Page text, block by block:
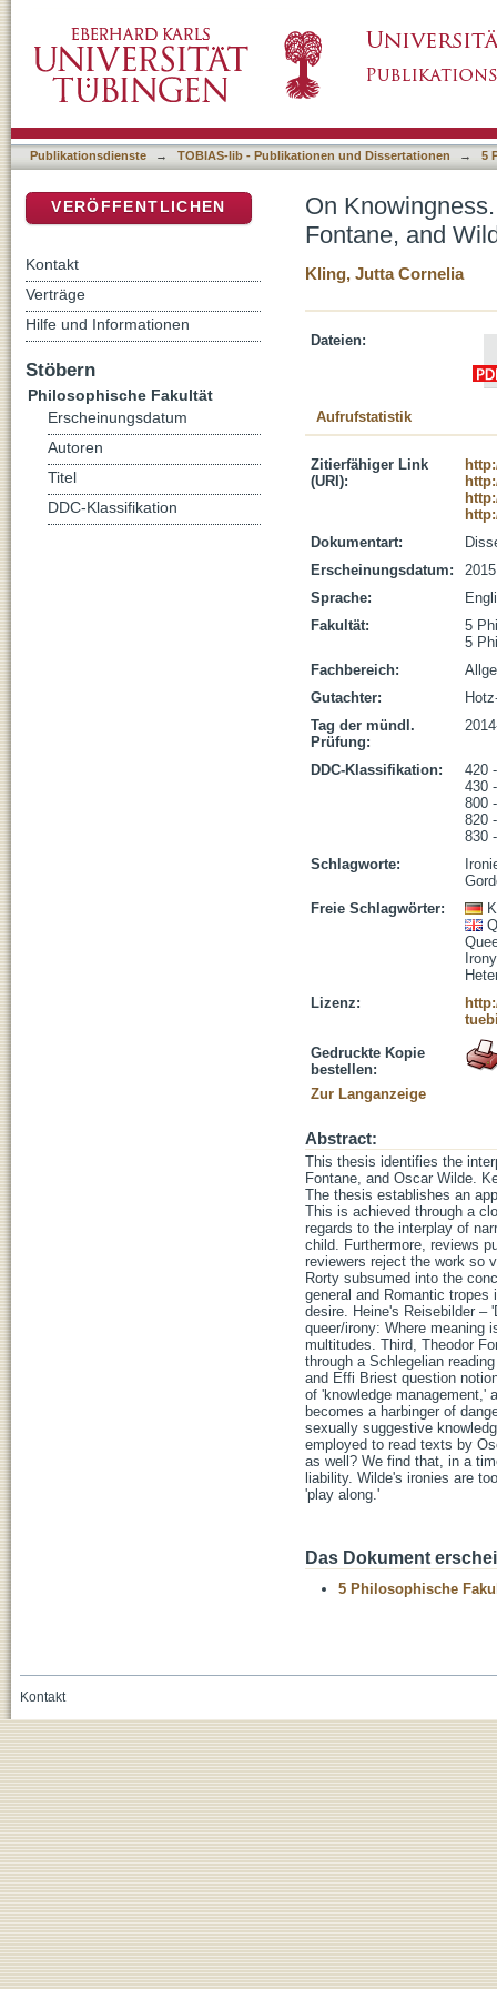
Publikationsdienste → TOBIAS-lib - Publikationen und Dissertationen → 5
On
Fontane, and
Kling, Jutta Cornelia
Dateien:
Aufrufstatistik
Zitierfähiger Link
(URI):
Dokumentart:
Erscheinungsdatum:
2015
Sprache:
Fakultät:
5
5
Fachbereich:
Gutachter:
Tag der mündl.
Prüfung:
DDC-Klassifikation:
420
430
800
820
830
Schlagworte:
Freie Schlagwörter:
Irony
Lizenz:
Gedruckte Kopie
bestellen:
Zur Langanzeige
Abstract:
This thesis identifies the
Fontane, and Oscar Wilde.
The thesis establishes an
This is achieved through a
regards to the interplay of
child. Furthermore, reviews
reviewers reject the work so
Rorty subsumed into the
general and Romantic
desire. Heine's Reisebilder –
queer/irony: Where meaning
multitudes. Third, Theodor
through a Schlegelian
and Effi Briest question
of 'knowledge management,'
becomes a harbinger of
sexually suggestive
employed to read texts by
as well? We find that, in a
liability. Wilde's ironies are
'play along.'
Das Dokument
5 Philosophische
VERÖFFENTLICHEN
Kontakt
Verträge
Hilfe und Informationen
Stöbern
Philosophische Fakultät
Erscheinungsdatum
Autoren
Titel
DDC-Klassifikation
Kontakt